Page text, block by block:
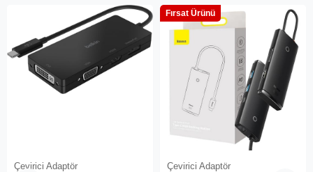
Çevirici Adaptör Çevirici Adaptör
Fırsat Ürünü